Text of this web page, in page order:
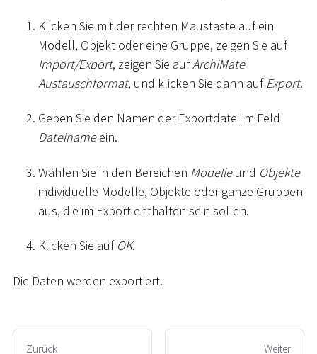
Klicken Sie mit der rechten Maustaste auf ein
Modell, Objekt oder eine Gruppe, zeigen Sie auf
Import/Export, zeigen Sie aufArchiMate
Austauschformat, und klicken Sie dann aufExport.
Geben Sie den Namen der Exportdatei im Feld
Dateinameein.
Wählen Sie in den Bereichen Modelleund Objekte
individuelle Modelle, Objekte oder ganze Gruppen
aus, die im Export enthalten sein sollen.
Klicken Sie auf OK.
Die Daten werden exportiert.
Zurück Weiter